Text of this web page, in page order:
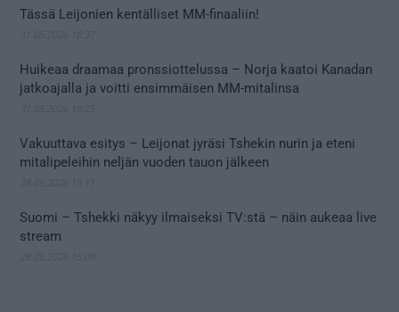
Tässä Leijonien kentälliset MM-finaaliin!
Huikeaa draamaa pronssiottelussa – Norja kaatoi Kanadan
jatkoajalla ja voitti ensimmäisen MM-mitalinsa
Vakuuttava esitys – Leijonat jyräsi Tshekin nurin ja eteni
mitalipeleihin neljän vuoden tauon jälkeen
Suomi – Tshekki näkyy ilmaiseksi TV:stä – näin aukeaa live
stream